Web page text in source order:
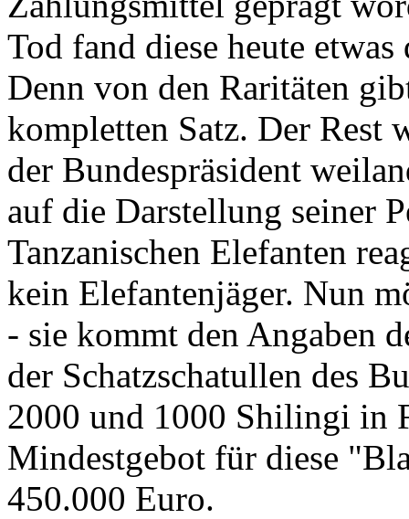
Tod fand diese heute
Denn von den Raritäten
kompletten Satz. Der Rest
der Bundespräsident
auf die Darstellung seiner
Tanzanischen Elefanten
kein Elefantenjäger. Nun
- sie kommt den Angaben
der Schatzschatullen des
2000 und 1000 Shilingi in
Mindestgebot für diese
450.000 Euro.